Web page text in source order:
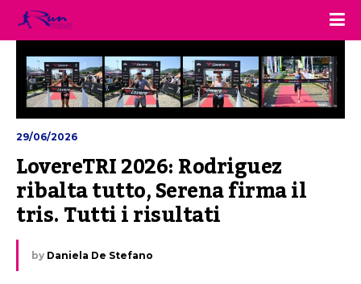
29/06/2026
LovereTRI 2026: Rodriguez
ribalta tutto, Serena firma il
tris. Tutti i risultati
by Daniela De Stefano